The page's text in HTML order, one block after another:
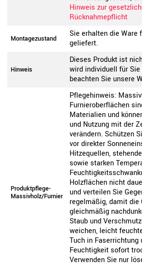
Hinweis zur
Rücknahmepflicht
Montagezustand
Sie erhalten die Ware
geliefert.
Hinweis
Dieses Produkt ist
wird individuell für
beachten Sie unsere
Produktpflege-
Massivholz/Furnier
Pflegehinweis:
Furnieroberflächen
Materialien und
und Nutzung mit der
verändern. Schützen
vor direkter
Hitzequellen,
sowie starken
Holzflächen nicht
und verteilen Sie
regelmäßig, damit die
gleichmäßig
Staub und
weichen, leicht
Tuch in Faserrichtung
Feuchtigkeit sofort
Verwenden Sie nur